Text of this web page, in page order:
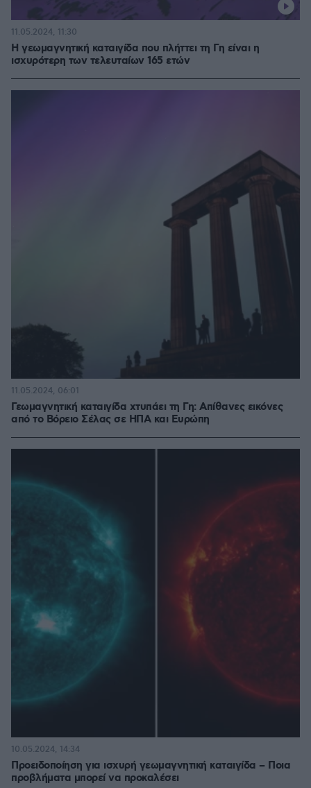
Η γεωμαγνητική καταιγίδα που πλήττει τη Γη είναι η
ισχυρότερη των τελευταίων 165 ετών
11.05.2024, 11:30
Γεωμαγνητική καταιγίδα χτυπάει τη Γη: Απίθανες εικόνες
από το Βόρειο Σέλας σε ΗΠΑ και Ευρώπη
11.05.2024, 06:01
Προειδοποίηση για ισχυρή γεωμαγνητική καταιγίδα – Ποια
προβλήματα μπορεί να προκαλέσει
10.05.2024, 14:34